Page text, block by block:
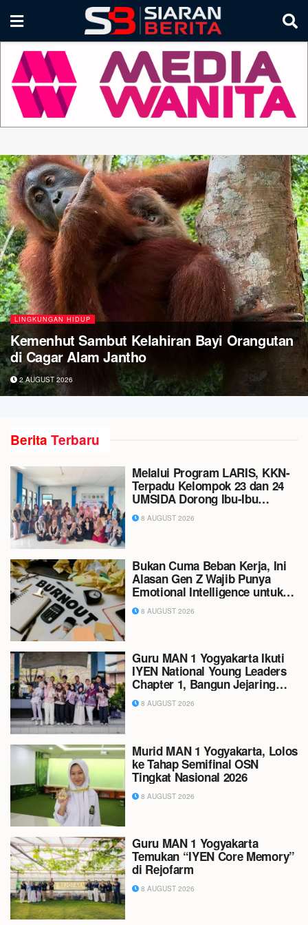
LINGKUNGAN HIDUP
Kolaborasi Balai POM Bima dan Saka POM
Tanam dan Bagikan 150 Bibit Pohon di
Kelurahan Nitu, Wujud Nyata Kepedulian
terhadap Lingkungan
31 JULY 2026
Berita Terbaru
Melalui Program LARIS, KKN-
Terpadu Kelompok 23 dan 24
UMSIDA Dorong Ibu-Ibu
Aisyiyah Manfaatkan
Kreativitas Menjadi Peluang
8 AUGUST 2026
Bukan Cuma Beban Kerja, Ini
Alasan Gen Z Wajib Punya
Emotional Intelligence untuk
Mencegah Burnout
8 AUGUST 2026
Guru MAN 1 Yogyakarta Ikuti
IYEN National Young Leaders
Chapter 1, Bangun Jejaring
dan Wawasan Kepemimpinan
8 AUGUST 2026
Murid MAN 1 Yogyakarta, Lolos
ke Tahap Semifinal OSN
Tingkat Nasional 2026
8 AUGUST 2026
Guru MAN 1 Yogyakarta
Temukan “IYEN Core Memory”
di Rejofarm
8 AUGUST 2026